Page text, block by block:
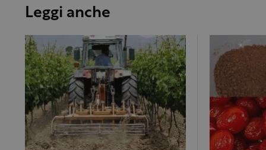
Leggi anche